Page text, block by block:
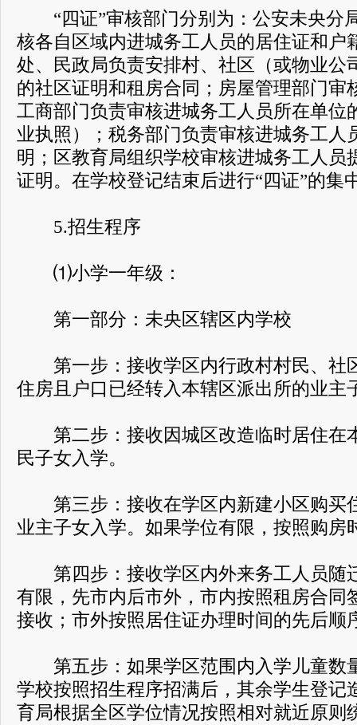
“四证”审核部门分别为：公安未央分
核各自区域内进城务工人员的居住证和户
处、民政局负责安排村、社区（或物业公
的社区证明和租房合同；房屋管理部门审
工商部门负责审核进城务工人员所在单位
业执照）；税务部门负责审核进城务工人
明；区教育局组织学校审核进城务工人员
证明。在学校登记结束后进行“四证”的集
5.招生程序
⑴小学一年级：
第一部分：未央区辖区内学校
第一步：接收学区内行政村村民、社
住房且户口已经转入本辖区派出所的业主
第二步：接收因城区改造临时居住在
民子女入学。
第三步：接收在学区内新建小区购买
业主子女入学。如果学位有限，按照购房
第四步：接收学区内外来务工人员随
有限，先市内后市外，市内按照租房合同
接收；市外按照居住证办理时间的先后顺
第五步：如果学区范围内入学儿童数
学校按照招生程序招满后，其余学生登记
育局根据全区学位情况按照相对就近原则